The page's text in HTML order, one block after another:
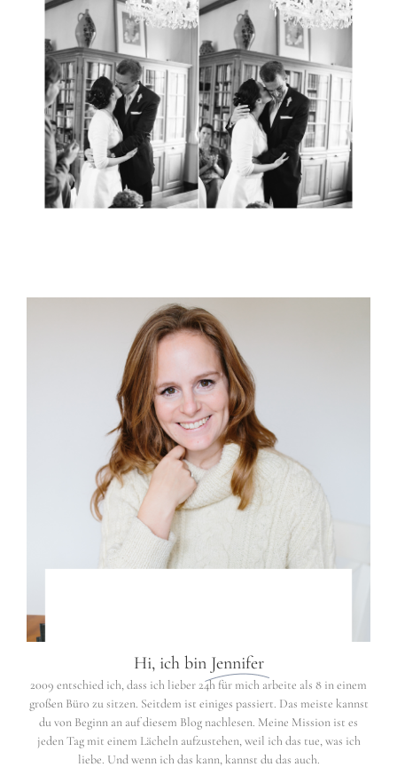
Hi, ich bin Jennifer
2009 entschied ich, dass ich lieber 24h für mich arbeite als 8 in einem
großen Büro zu sitzen. Seitdem ist einiges passiert. Das meiste kannst
du von Beginn an auf diesem Blog nachlesen. Meine Mission ist es
jeden Tag mit einem Lächeln aufzustehen, weil ich das tue, was ich
liebe. Und wenn ich das kann, kannst du das auch.